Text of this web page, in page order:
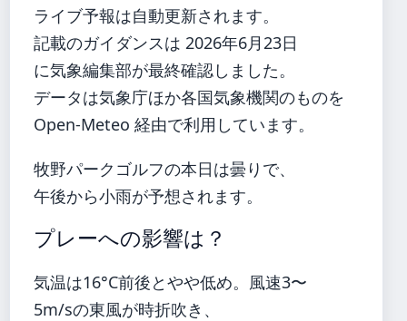
ライブ予報は自動更新されます。
記載のガイダンスは 2026年6月23日
に気象編集部が最終確認しました。
データは気象庁ほか各国気象機関のものを
Open-Meteo 経由で利用しています。
牧野パークゴルフの本日は曇りで、
午後から小雨が予想されます。
プレーへの影響は？
気温は16°C前後とやや低め。風速3〜
5m/sの東風が時折吹き、